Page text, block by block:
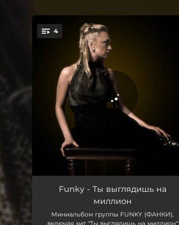
You're all set!
4
Ты выглядишь на миллион
Funky - Ты выглядишь на
миллион
Миниальбом группы FUNKY (ФАНКИ),
включая хит "Ты выглядишь на миллион"